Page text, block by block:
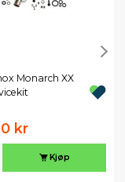
Monarch XX
kr
Kjøp